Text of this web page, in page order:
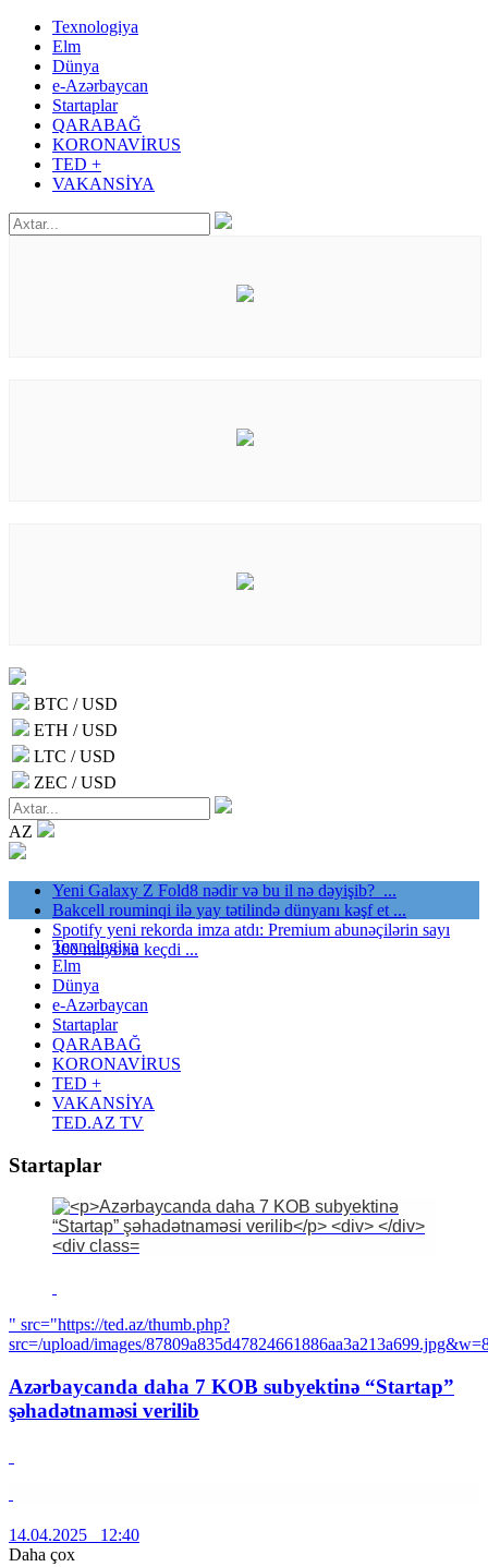
Texnologiya
Elm
Dünya
e-Azərbaycan
Startaplar
QARABAĞ
KORONAVİRUS
TED +
VAKANSİYA
BTC / USD
ETH / USD
LTC / USD
ZEC / USD
AZ
Yeni Galaxy Z Fold8 nədir və bu il nə dəyişib? ...
Bakcell rouminqi ilə yay tətilində dünyanı kəşf et ...
Spotify yeni rekorda imza atdı: Premium abunəçilərin sayı
300 milyonu keçdi ...
Texnologiya
Elm
Dünya
e-Azərbaycan
Startaplar
QARABAĞ
KORONAVİRUS
TED +
VAKANSİYA
TED.AZ TV
Startaplar
" src="https://ted.az/thumb.php?
src=/upload/images/
Azərbaycanda daha 7 KOB subyektinə “Startap”
şəhadətnaməsi verilib
14.04.2025 12:40
Daha çox